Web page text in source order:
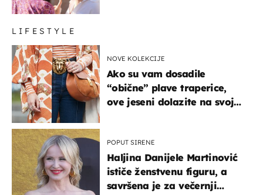
LIFESTYLE
NOVE KOLEKCIJE
Ako su vam dosadile
“obične” plave traperice,
ove jeseni dolazite na svoje
POPUT SIRENE
Haljina Danijele Martinović
ističe ženstvenu figuru, a
savršena je za večernji